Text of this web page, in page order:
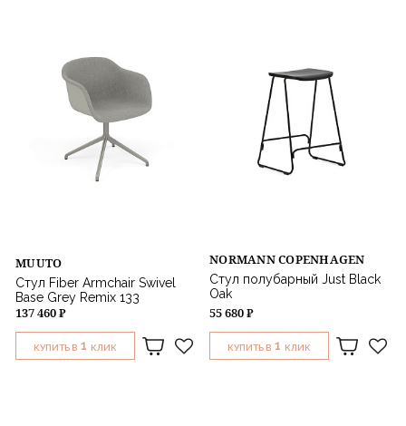
MUUTO
Стул Fiber Armchair Swivel
Base Grey Remix 133
137 460 ₽
КУПИТЬ В 1 КЛИК
NORMANN COPENHAGEN
Стул полубарный Just Black
Oak
55 680 ₽
КУПИТЬ В 1 КЛИК